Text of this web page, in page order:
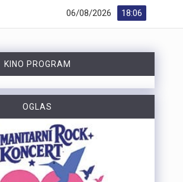
18:06
06/08/2026
KINO PROGRAM
OGLAS